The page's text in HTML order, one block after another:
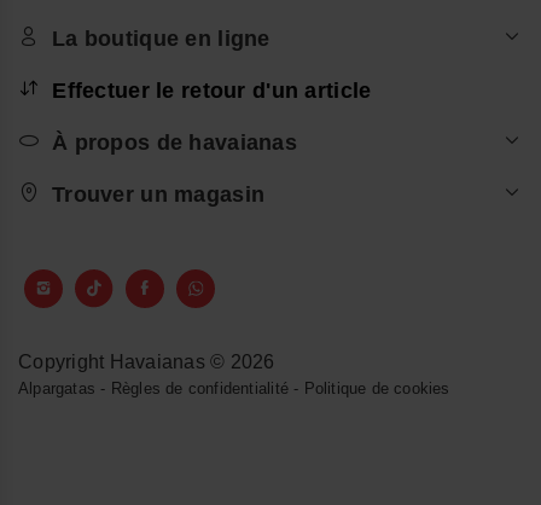
La boutique en ligne
Effectuer le retour d'un article
À propos de havaianas
Trouver un magasin
Copyright Havaianas © 2026
Alpargatas - Règles de confidentialité- Politique de cookies